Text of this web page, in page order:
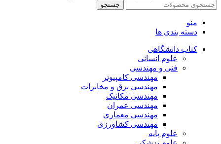
جستجو
منو
دسته بندی ها
کتاب دانشگاهی
علوم انسانی
فنی و مهندسی
مهندسی کامپیوتر
مهندسی برق و مخابرات
مهندسی مکانیک
مهندسی عمران
مهندسی معماری
مهندسی کشاورزی
علوم پایه